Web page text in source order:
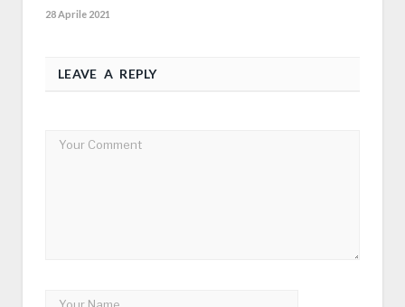
28 Aprile 2021
LEAVE A REPLY